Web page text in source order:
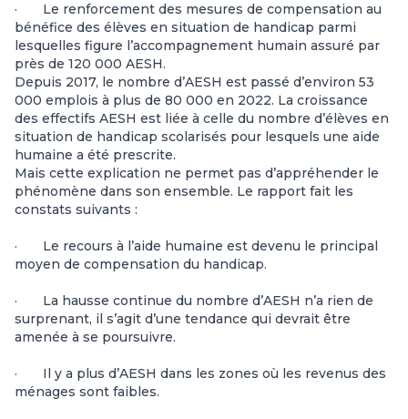
· Le renforcement des mesures de compensation au
bénéfice des élèves en situation de handicap parmi
lesquelles figure l’accompagnement humain assuré par
près de 120 000 AESH.
Depuis 2017, le nombre d’AESH est passé d’environ 53
000 emplois à plus de 80 000 en 2022. La croissance
des effectifs AESH est liée à celle du nombre d’élèves en
situation de handicap scolarisés pour lesquels une aide
humaine a été prescrite.
Mais cette explication ne permet pas d’appréhender le
phénomène dans son ensemble. Le rapport fait les
constats suivants :
· Le recours à l’aide humaine est devenu le principal
moyen de compensation du handicap.
· La hausse continue du nombre d’AESH n’a rien de
surprenant, il s’agit d’une tendance qui devrait être
amenée à se poursuivre.
· Il y a plus d’AESH dans les zones où les revenus des
ménages sont faibles.